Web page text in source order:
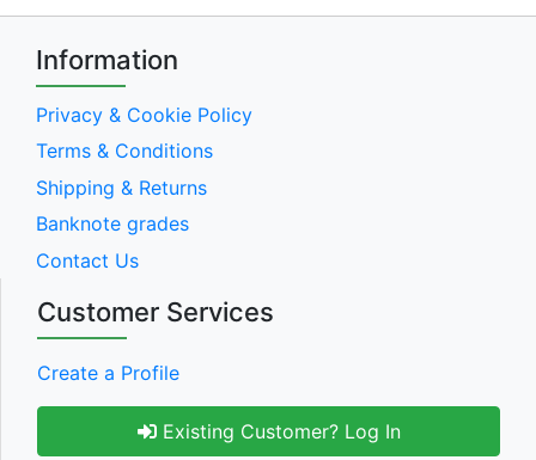
Information
Privacy & Cookie Policy
Terms & Conditions
Shipping & Returns
Banknote grades
Contact Us
Customer Services
Create a Profile
Existing Customer? Log In